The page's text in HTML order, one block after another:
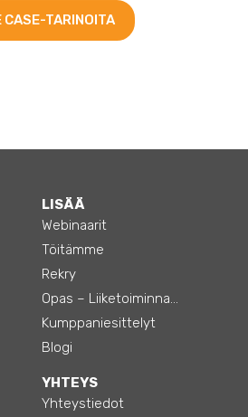
CASE-TARINOITA
LISÄÄ
Webinaarit
Töitämme
Rekry
Kumppaniesittelyt
Blogi
YHTEYS
Yhteystiedot